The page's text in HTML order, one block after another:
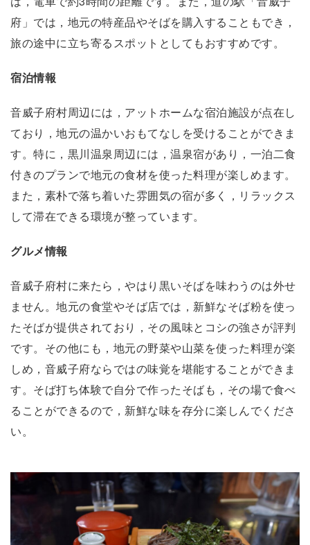
府」では，地元の特産品やそばを購入することもでき，
旅の途中に立ち寄るスポットとしてもおすすめです。
宿泊情報
音威子府村周辺には，アットホームな宿泊施設が点在し
ており，地元の温かいおもてなしを受けることができま
す。特に，黒川温泉周辺には，温泉宿があり，一泊二食
付きのプランで地元の食材を使った料理が楽しめます。
また，素朴で落ち着いた雰囲気の宿が多く，リラックス
して滞在できる環境が整っています。
グルメ情報
音威子府村に来たら，やはり黒いそばを味わうのは外せ
ません。地元の食堂やそば店では，新鮮なそば粉を使っ
たそばが提供されており，その風味とコシの強さが評判
です。その他にも，地元の野菜や山菜を使った料理が楽
しめ，音威子府ならではの味覚を堪能することができま
す。そば打ち体験で自分で作ったそばも，その場で食べ
ることができるので，新鮮な味を存分に楽しんでくださ
い。